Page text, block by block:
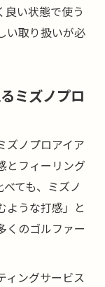
い状態で使う
い取り扱いが必
ミズノプロ
ズノプロアイア
とフィーリング
ても、ミズノ
ような打感」と
くのゴルファー
ィングサービス